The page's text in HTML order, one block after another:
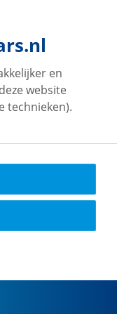
en
website
technieken).